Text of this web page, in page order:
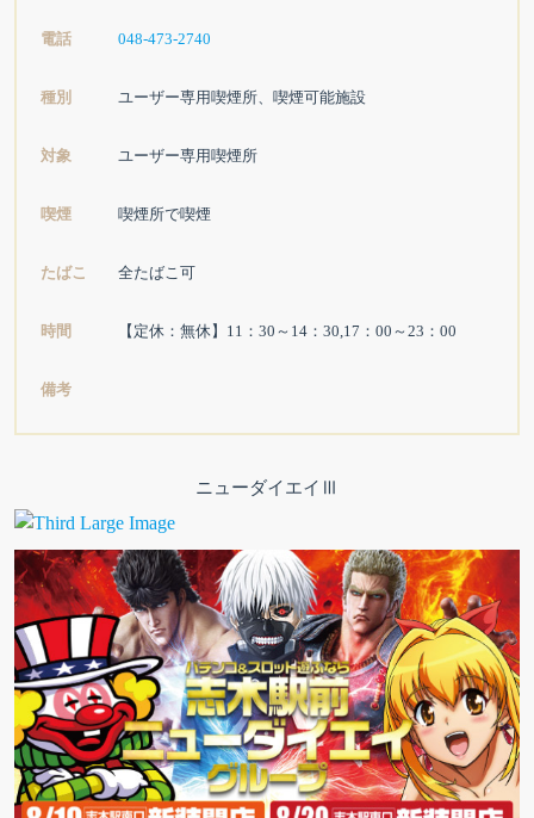
電話 048-473-2740
種別 ユーザー専用喫煙所、喫煙可能施設
対象 ユーザー専用喫煙所
喫煙 喫煙所で喫煙
たばこ 全たばこ可
時間 【定休：無休】11：30～14：30,17：00～23：00
備考
ニューダイエイⅢ